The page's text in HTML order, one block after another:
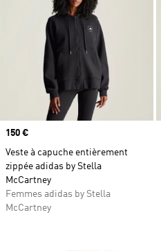
Prix
150 €
Veste à capuche entièrement
zippée adidas by Stella
McCartney
Femmes adidas by Stella
McCartney